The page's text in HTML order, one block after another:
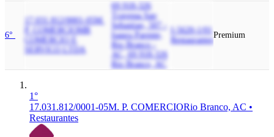
6°
17.031.812/0001-05M.
P. COMERCIO
MR
COMERCIO E
SERVICO LTDA
69.918-326
Travessa Sao
Sebastiao, 507 -
Isaura Parente,
Rio Branco -
AC, 69.918-326
Rio Branco, AC
I-5620-1/01
Restaurantes
Premium
1°
17.031.812/0001-05M. P. COMERCIORio Branco, AC •
Restaurantes